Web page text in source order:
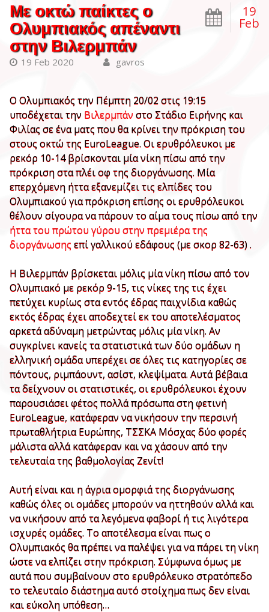
19
Feb
Με οκτώ παίκτες ο
Ολυμπιακός απέναντι
στην Βιλερμπάν
19 Feb 2020 gavros
Ο Ολυμπιακός την Πέμπτη 20/02 στις 19:15
υποδέχεται την Βιλερμπάν στο Στάδιο Ειρήνης και
Φιλίας σε ένα ματς που θα κρίνει την πρόκριση του
στους οκτώ της EuroLeague. Οι ερυθρόλευκοι με
ρεκόρ 10-14 βρίσκονται μία νίκη πίσω από την
πρόκριση στα πλέι οφ της διοργάνωσης. Μία
επερχόμενη ήττα εξανεμίζει τις ελπίδες του
Ολυμπιακού για πρόκριση επίσης οι ερυθρόλευκοι
θέλουν σίγουρα να πάρουν το αίμα τους πίσω από την
ήττα του πρώτου γύρου στην πρεμιέρα της
διοργάνωσης επί γαλλικού εδάφους (με σκορ 82-63) .
Η Βιλερμπάν βρίσκεται μόλις μία νίκη πίσω από τον
Ολυμπιακό με ρεκόρ 9-15, τις νίκες της τις έχει
πετύχει κυρίως στα εντός έδρας παιχνίδια καθώς
εκτός έδρας έχει αποδεχτεί εκ του αποτελέσματος
αρκετά αδύναμη μετρώντας μόλις μία νίκη. Αν
συγκρίνει κανείς τα στατιστικά των δύο ομάδων η
ελληνική ομάδα υπερέχει σε όλες τις κατηγορίες σε
πόντους, ριμπάουντ, ασίστ, κλεψίματα. Αυτά βέβαια
τα δείχνουν οι στατιστικές, οι ερυθρόλευκοι έχουν
παρουσιάσει φέτος πολλά πρόσωπα στη φετινή
EuroLeague, κατάφεραν να νικήσουν την περσινή
πρωταθλήτρια Ευρώπης, ΤΣΣΚΑ Μόσχας δύο φορές
μάλιστα αλλά κατάφεραν και να χάσουν από την
τελευταία της βαθμολογίας Ζενίτ!
Αυτή είναι και η άγρια ομορφιά της διοργάνωσης
καθώς όλες οι ομάδες μπορούν να ηττηθούν αλλά και
να νικήσουν από τα λεγόμενα φαβορί ή τις λιγότερα
ισχυρές ομάδες. Το αποτέλεσμα είναι πως ο
Ολυμπιακός θα πρέπει να παλέψει για να πάρει τη νίκη
ώστε να ελπίζει στην πρόκριση. Σύμφωνα όμως με
αυτά που συμβαίνουν στο ερυθρόλευκο στρατόπεδο
το τελευταίο διάστημα αυτό στοίχημα πως δεν είναι
και εύκολη υπόθεση…